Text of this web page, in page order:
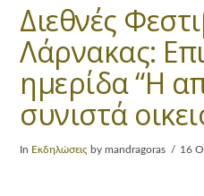
Διεθνές
Λάρνακας:
ημερίδα “Η
συνιστά
In Εκδηλώσεις by mandragoras 16